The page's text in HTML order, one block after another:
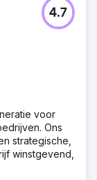
4.7
voor
Ons
strategische,
winstgevend,